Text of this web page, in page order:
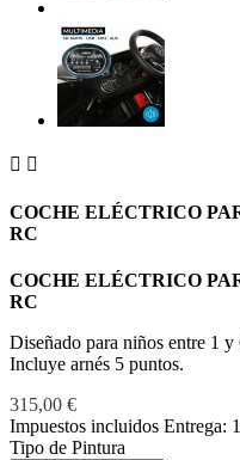
 
COCHE ELÉCTRICO
RC
COCHE ELÉCTRICO
RC
Diseñado para niños entre 1
Incluye arnés 5 puntos.
315,00 €
Impuestos incluidos Entrega:
Tipo de Pintura